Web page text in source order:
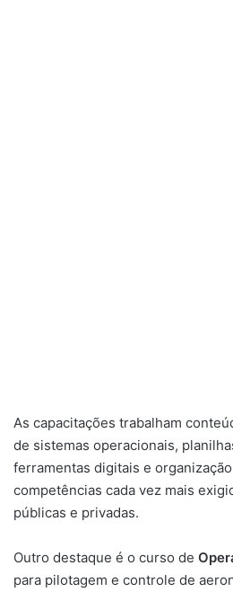
As capacitações trabalham
de sistemas operacionais,
ferramentas digitais e
competências cada vez mais
públicas e privadas.
Outro destaque é o curso de
para pilotagem e controle de